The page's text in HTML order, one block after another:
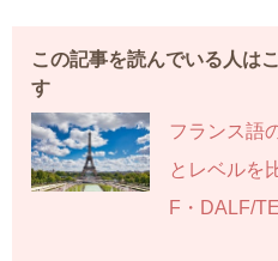
この記事を読んでいる人は
す
フランス語
とレベルを
F・DALF/